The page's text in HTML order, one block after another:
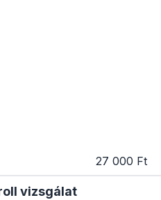
27 000 Ft
vizsgálat